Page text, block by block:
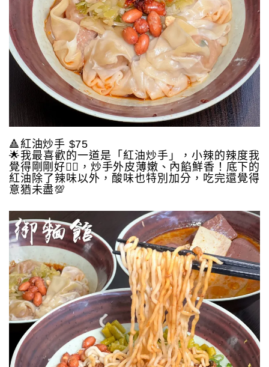
🔺紅油炒手 $75
🌟我最喜歡的一道是「紅油炒手」，小辣的辣度我
覺得剛剛好👍🏻，炒手外皮薄嫩、內餡鮮香！底下的
紅油除了辣味以外，酸味也特別加分，吃完還覺得
意猶未盡💯